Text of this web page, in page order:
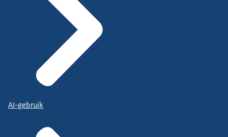
AI-gebruik